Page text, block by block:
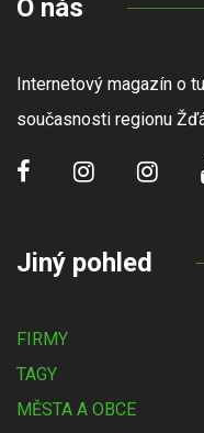
O nás
Internetový magazín o
současnosti regionu
Jiný pohled
FIRMY
TAGY
MĚSTA A OBCE